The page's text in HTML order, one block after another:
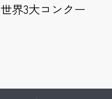
界3大コンクー